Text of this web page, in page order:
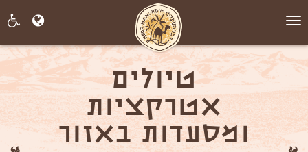
תפריט
טיולים
אטרקציות
ומסעדות באזור